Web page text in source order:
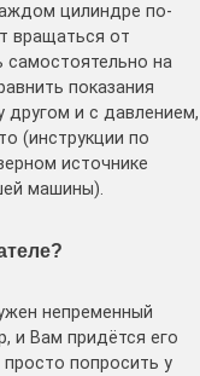
цилиндре по-
вращаться от
самостоятельно на
показания
другом и с давлением,
(инструкции по
источнике
машины).
непременный
и Вам придётся его
попросить у